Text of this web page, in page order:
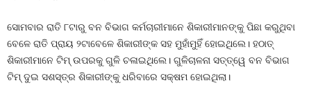
ସୋମବାର ରାତି ୮ଟାରୁ ବନ ବିଭାଗ କର୍ମଚାରୀମାନେ ଶିକାରୀମାନଙ୍କୁ ପିଛା କରୁଥିବା
ବେଳେ ରାତି ପ୍ରାୟ ୨ଟାବେଳେ ଶିକାରୀଙ୍କ ସହ ମୁହାଁମୁହିଁ ହୋଇଥିଲେ। ହଠାତ୍
ଶିକାରୀମାନେ ଟିମ୍ ଉପରକୁ ଗୁଳି ଚଳାଇଥିଲେ। ଗୁଳିଚାଳନା ସତ୍ତ୍ୱେ ବନ ବିଭାଗ
ଟିମ୍ ଦୁଇ ସଶସ୍ତ୍ର ଶିକାରୀଙ୍କୁ ଧରିବାରେ ସକ୍ଷମ ହୋଇଥିଲା।